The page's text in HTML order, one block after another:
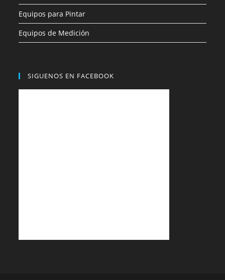
Equipos para Pintar
Equipos de Medición
SIGUENOS EN FACEBOOK